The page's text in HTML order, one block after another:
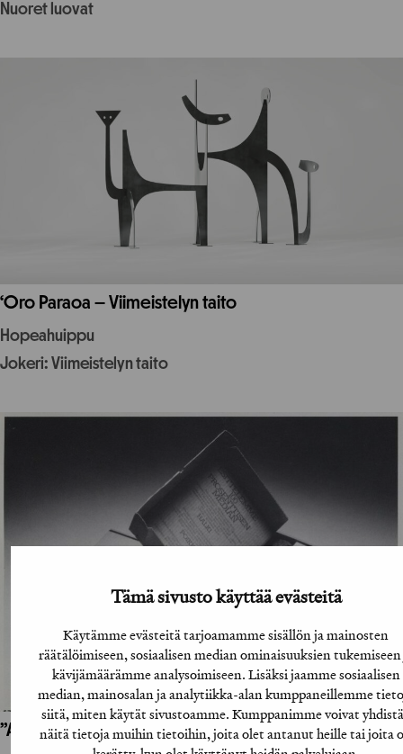
Tämä sivusto käyttää evästeitä
Käytämme evästeitä tarjoamamme sisällön ja mainosten
räätälöimiseen, sosiaalisen median ominaisuuksien
kävijämäärämme analysoimiseen. Lisäksi jaamme sosiaalisen
median, mainosalan ja analytiikka-alan kumppaneillemme
siitä, miten käytät sivustoamme. Kumppanimme voivat
näitä tietoja muihin tietoihin, joita olet antanut heille tai joita
Nuoret luovat
‘Oro Paraoa – Viimeistelyn taito
Hopeahuippu
Jokeri: Viimeistelyn taito
”A-lehtien suoramainoslähetys”